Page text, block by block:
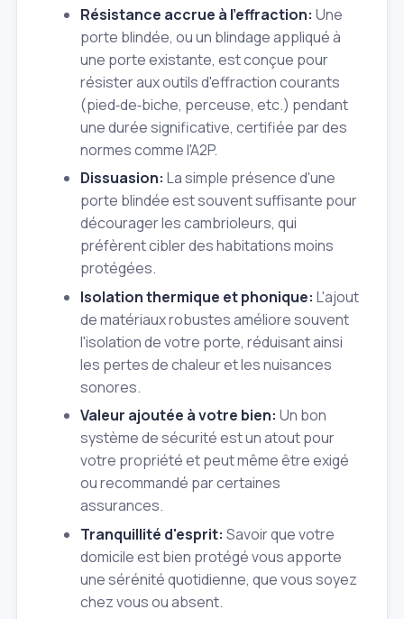
Résistance accrue à l'effraction: Une
porte blindée, ou un blindage appliqué à
une porte existante, est conçue pour
résister aux outils d'effraction courants
(pied‑de‑biche, perceuse, etc.) pendant
une durée significative, certifiée par des
normes comme l'A2P.
Dissuasion: La simple présence d'une
porte blindée est souvent suffisante pour
décourager les cambrioleurs, qui
préfèrent cibler des habitations moins
protégées.
Isolation thermique et phonique: L'ajout
de matériaux robustes améliore souvent
l'isolation de votre porte, réduisant ainsi
les pertes de chaleur et les nuisances
sonores.
Valeur ajoutée à votre bien: Un bon
système de sécurité est un atout pour
votre propriété et peut même être exigé
ou recommandé par certaines
assurances.
Tranquillité d'esprit: Savoir que votre
domicile est bien protégé vous apporte
une sérénité quotidienne, que vous soyez
chez vous ou absent.